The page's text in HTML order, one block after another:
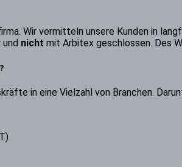
Wir vermitteln unsere Kunden in
nicht mit Arbitex geschlossen. Des
in eine Vielzahl von Branchen.